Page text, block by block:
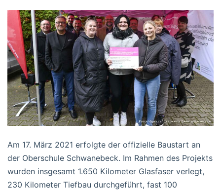
Am 17. März 2021 erfolgte der offizielle Baustart an
der Oberschule Schwanebeck. Im Rahmen des Projekts
wurden insgesamt 1.650 Kilometer Glasfaser verlegt,
230 Kilometer Tiefbau durchgeführt, fast 100